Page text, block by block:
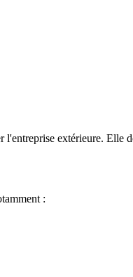
l'entreprise extérieure.
: